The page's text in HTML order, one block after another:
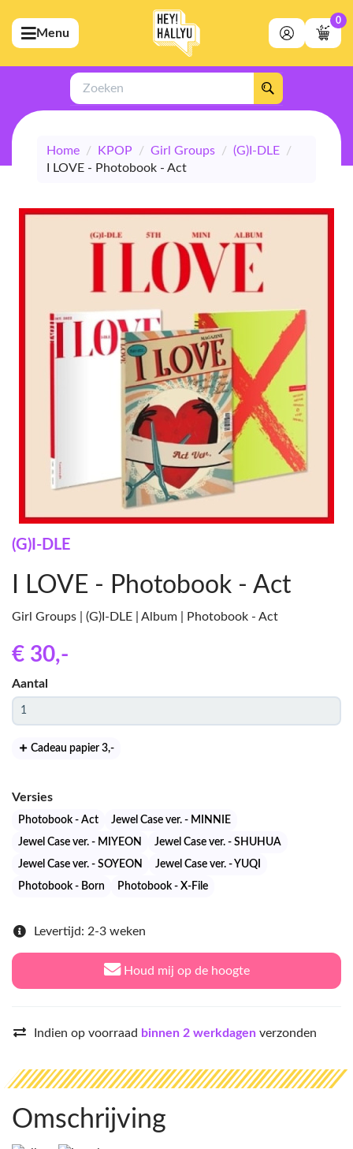
(Artiesten)
(Merchandise)
(Exclusive)
(Winkel)
Menu
0
Zoeken
Home / KPOP / Girl Groups / (G)I-DLE
/
I LOVE - Photobook - Act
(G)I-DLE
I LOVE - Photobook - Act
Girl Groups | (G)I-DLE | Album | Photobook - Act
€ 30,-
Aantal
Cadeau papier 3,-
Versies
Photobook - Act
Jewel Case ver. - MINNIE
Jewel Case ver. - MIYEON
Jewel Case ver. - SHUHUA
Jewel Case ver. - SOYEON
Jewel Case ver. - YUQI
Photobook - Born
Photobook - X-File
Levertijd: 2-3 weken
Houd mij op de hoogte
Indien op voorraad binnen 2 werkdagen verzonden
Omschrijving